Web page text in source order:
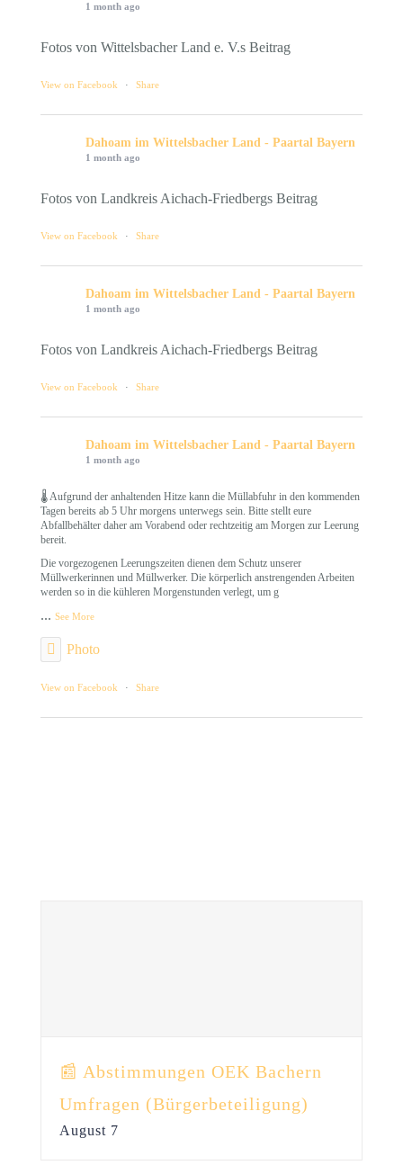
1 month ago
Fotos von Wittelsbacher Land e. V.s Beitrag
View on Facebook · Share
Dahoam im Wittelsbacher Land - Paartal Bayern
1 month ago
Fotos von Landkreis Aichach-Friedbergs Beitrag
View on Facebook · Share
Dahoam im Wittelsbacher Land - Paartal Bayern
1 month ago
Fotos von Landkreis Aichach-Friedbergs Beitrag
View on Facebook · Share
Dahoam im Wittelsbacher Land - Paartal Bayern
1 month ago
🌡️ Aufgrund der anhaltenden Hitze kann die Müllabfuhr in den kommenden
Tagen bereits ab 5 Uhr morgens unterwegs sein. Bitte stellt eure
Abfallbehälter daher am Vorabend oder rechtzeitig am Morgen zur Leerung
bereit.
Die vorgezogenen Leerungszeiten dienen dem Schutz unserer
Müllwerkerinnen und Müllwerker. Die körperlich anstrengenden Arbeiten
werden so in die kühleren Morgenstunden verlegt, um g
... See More
Photo
View on Facebook · Share
📰 Abstimmungen OEK Bachern
Umfragen (Bürgerbeteiligung)
August 7